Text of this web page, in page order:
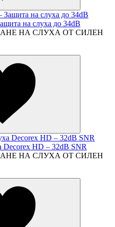
на слуха до 34dB
НА СЛУХА ОТ СИЛЕН
HD – 32dB SNR
НА СЛУХА ОТ СИЛЕН